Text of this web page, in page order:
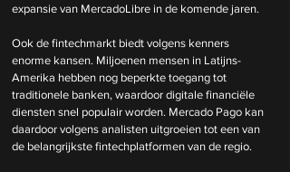
expansie van MercadoLibre in de komende jaren.
Ook de fintechmarkt biedt volgens kenners
enorme kansen. Miljoenen mensen in Latijns-
Amerika hebben nog beperkte toegang tot
traditionele banken, waardoor digitale financiële
diensten snel populair worden. Mercado Pago kan
daardoor volgens analisten uitgroeien tot een van
de belangrijkste fintechplatformen van de regio.